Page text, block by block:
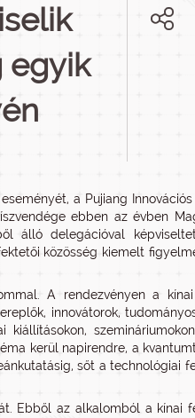
egyik
a Pujiang Innovációs
ebben az évben
álló delegációval
közösség kiemelt
A rendezvényen a kínai
innovátorok,
kerül napirendre, a
sőt a technológiai
Ebből az alkalomból a kínai